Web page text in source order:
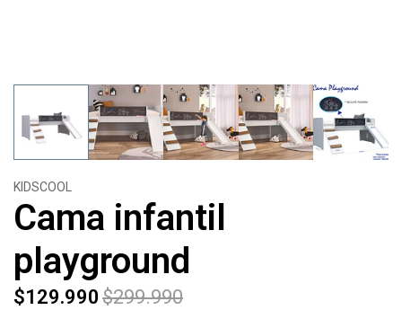
KIDSCOOL
Cama infantil
playground
$129.990 $299.990